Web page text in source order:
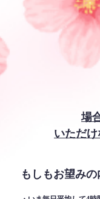
場
いただけ
もしもお望みの